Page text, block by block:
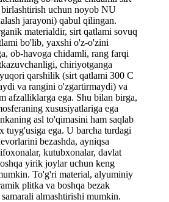
uchun noyob NU
jarayoni) qabul qilingan.
materialdir, sirt qatlami sovuq
bo'lib, yaxshi o'z-o'zini
ob-havoga chidamli, rang farqi
chiriyotganga
qarshilik (sirt qatlami 300 C
va rangini o'zgartirmaydi) va
afzalliklarga ega. Shu bilan birga,
xususiyatlariga ega
asl to'qimasini ham saqlab
tuyg'usiga ega. U barcha turdagi
bezashda, ayniqsa
kutubxonalar, davlat
yirik joylar uchun keng
To'g'ri material, alyuminiy
plitka va boshqa bezak
almashtirishi mumkin.